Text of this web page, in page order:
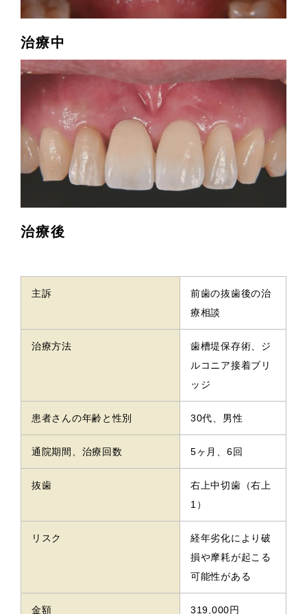
治療中
治療後
主訴
前歯の抜歯後の治
療相談
治療方法
歯槽堤保存術、ジ
ルコニア接着ブリ
ッジ
患者さんの年齢と性別 30代、男性
通院期間、治療回数 5ヶ月、6回
抜歯
右上中切歯（右上
1）
リスク
経年劣化により破
損や摩耗が起こる
可能性がある
金額 319,000円